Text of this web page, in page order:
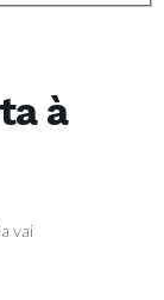
à
vai